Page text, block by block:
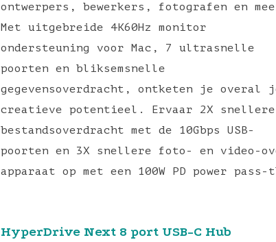
ontwerpers, bewerkers, fotografen en
Met uitgebreide 4K60Hz monitor
ondersteuning voor Mac, 7 ultrasnelle
poorten en bliksemsnelle
gegevensoverdracht, ontketen je overal
creatieve potentieel. Ervaar 2X snellere
bestandsoverdracht met de 10Gbps USB-
poorten en 3X snellere foto- en video-
apparaat op met een 100W PD power
HyperDrive Next 8 port USB-C Hub